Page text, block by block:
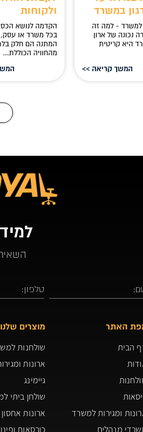
במשרד
למשרד - למה זה
נכונה של ארון
היא קריטית
המשך קריאה >>
ולקוחות
הקדמה לנושא
בכל משרד או
המתנה הם חלק
מהחוויה הכוללת...
האתר
הבית
ומגירות למשרד
מנהלים
מוצרים שלנו
שולחנות
ארונות
גיימינג
שולחן ביתי
ארונות
כורסאות